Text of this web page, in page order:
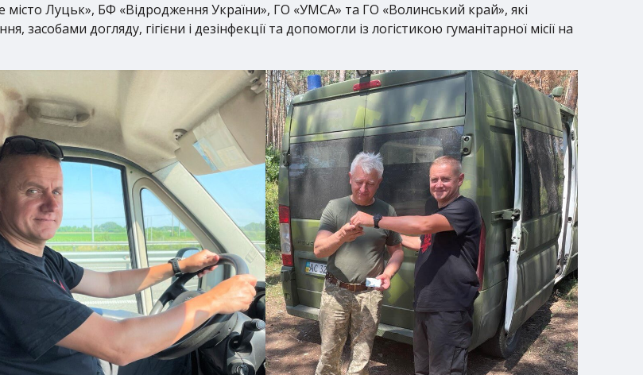
Луцьк», БФ «Відродження України», ГО «УМСА» та ГО «Волинський край», які
догляду, гігієни і дезінфекції та допомогли із логістикою гуманітарної місії на